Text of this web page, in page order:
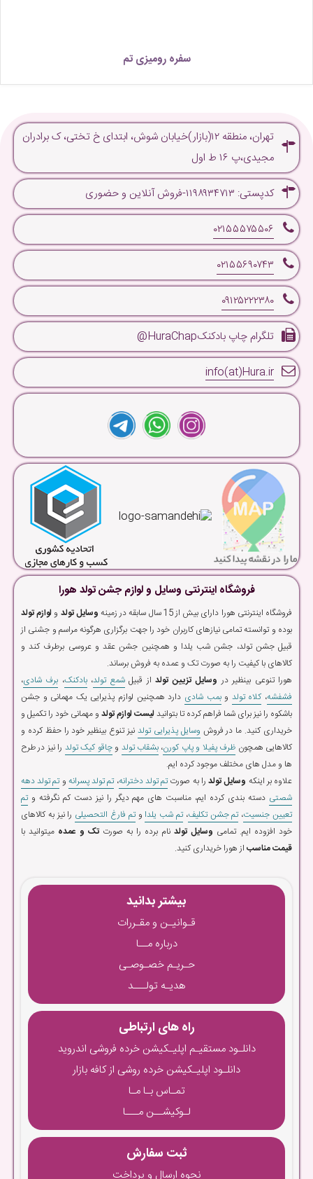
سفره رومیزی تم
تهران، منطقه ۱۲(بازار)خیابان شوش، ابتدای خ تختی، ک برادران
مجیدی،پ ۱۶ ط اول
کدپستی: ۱۱۹۸۹۳۴۷۱۳-فروش آنلاین و حضوری
۰۲۱۵۵۵۷۵۵۰۶
۰۲۱۵۵۶۹۰۷۴۳
۰۹۱۲۵۲۲۲۳۸۰
تلگرام چاپ بادکنکHuraChap@
info(at)Hura.ir
فروشگاه اینترنتی وسایل و لوازم جشن تولد هورا
فروشگاه اینترنتی هورا دارای بیش از 15 سال سابقه در زمینه وسایل تولد و لوازم تولد
بوده و توانسته تمامی نیازهای کاربران خود را جهت برگزاری هرگونه مراسم و جشنی از
قبیل جشن تولد، جشن شب یلدا و همچنین جشن عقد و عروسی برطرف کند و
کالاهای با کیفیت را به صورت تک و عمده به فروش برساند.
هورا تنوعی بینظیر در وسایل تزیین تولداز قبیلشمع تولد،بادکنک، برف شادی،
فشفشه،کلاه تولد وبمب شادی دارد همچنین لوازم پذیرایی یک مهمانی و جشن
باشکوه را نیز برای شما فراهم کرده تا بتوانیدلیست لوازم تولد و مهمانی خود را تکمیل و
خریداری کنید. ما در فروش وسایل پذیرایی تولد نیز تنوع بینظیر خود را حفظ کرده و
کالاهایی همچون ظرف پفیلا و پاپ کورن،بشقاب تولد وچاقو کیک تولد را نیز در طرح
ها و مدل های مختلف موجود کرده ایم.
علاوه بر اینکه وسایل تولدرا به صورتتم تولد دخترانه،تم تولد پسرانه وتم تولد دهه
شصتی دسته بندی کرده ایم، مناسبت های مهم دیگر را نیز دست کم نگرفته وتم
تعیین جنسیت،تم جشن تکلیف،تم شب یلدا وتم فارغ التحصیلی را نیز به کالاهای
خود افزوده ایم. تمامی وسایل تولد نام برده را به صورت تک و عمده میتوانید با
قیمت مناسب از هورا خریداری کنید.
بیشتر بدانید
قـوانیـن و مقـررات
درباره مــا
حـریـم خصـوصـی
هدیـه تولـــد
راه های ارتباطی
دانلـود مستقیـم اپلیـکیشن خرده فروشی اندروید
دانلـود اپلیـکیشن خرده روشی از کافه بازار
تمـاس بـا مـا
لـوکیشــن مـــا
ثبت سفارش
نحوه ارسال و پرداخت